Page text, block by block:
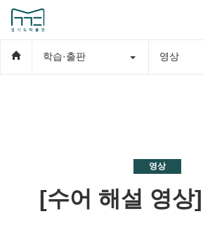
학습·출판 영상
영상
[수어 해설 영상